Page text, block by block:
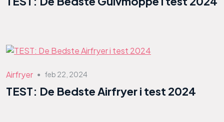
Airfryer ● feb 22, 2024
TEST: De Bedste Airfryer i test 2024